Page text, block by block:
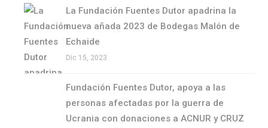
La Fundación Fuentes Dutor apadrina la
nueva añada 2023 de Bodegas Malón de
Echaide
Dic 15, 2023
Fundación Fuentes Dutor, apoya a las
personas afectadas por la guerra de
Ucrania con donaciones a ACNUR y CRUZ